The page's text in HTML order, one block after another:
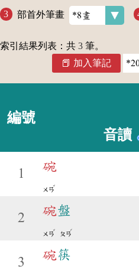
部首外筆畫
索引結果列表：共 3 筆。
加入筆記
編號
音讀
1
碗
ㄨㄢ
ˇ
2
碗盤
ㄨㄢ
ˇ
ㄆㄢ
ˊ
3
碗筷